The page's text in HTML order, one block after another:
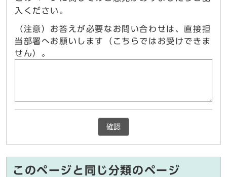
入ください。
（注意）お答えが必要なお問い合わせは、直接担
当部署へお願いします（こちらではお受けできま
せん）。
確認
このページと同じ分類のページ